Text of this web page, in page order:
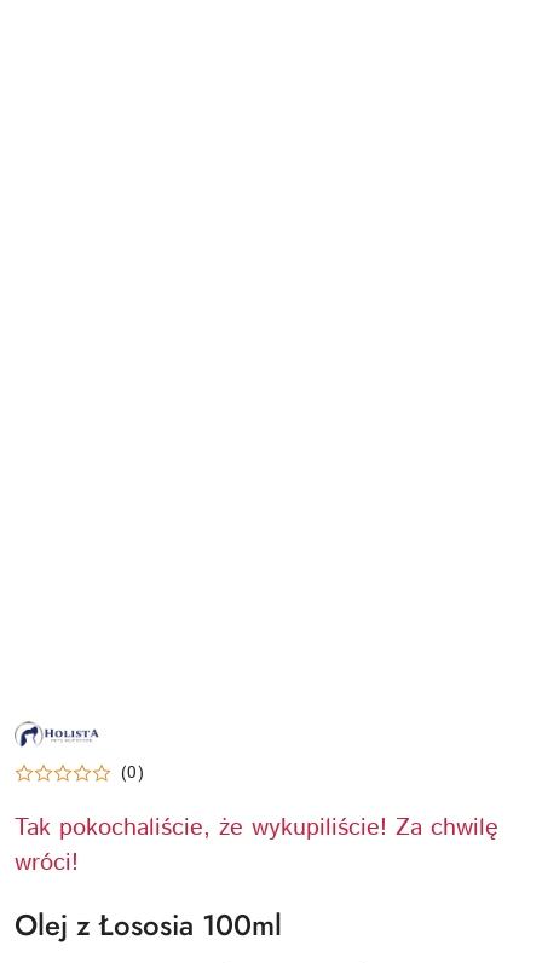
NAZWA
PRODUCENTA:
HOLISTA (0)
Tak pokochaliście, że wykupiliście! Za chwilę
wróci!
Olej z Łososia 100ml